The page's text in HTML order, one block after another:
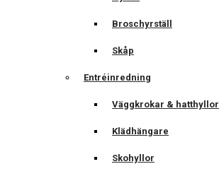
Broschyrställ
Skåp
Entréinredning
Väggkrokar & hatthyllor
Klädhängare
Skohyllor